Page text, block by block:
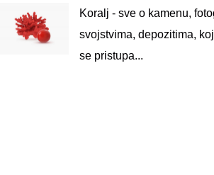
Koralj - sve o kamenu,
svojstvima, depozitima,
se pristupa...